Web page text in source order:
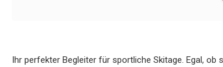
Ihr perfekter Begleiter für sportliche Skitage. Egal,